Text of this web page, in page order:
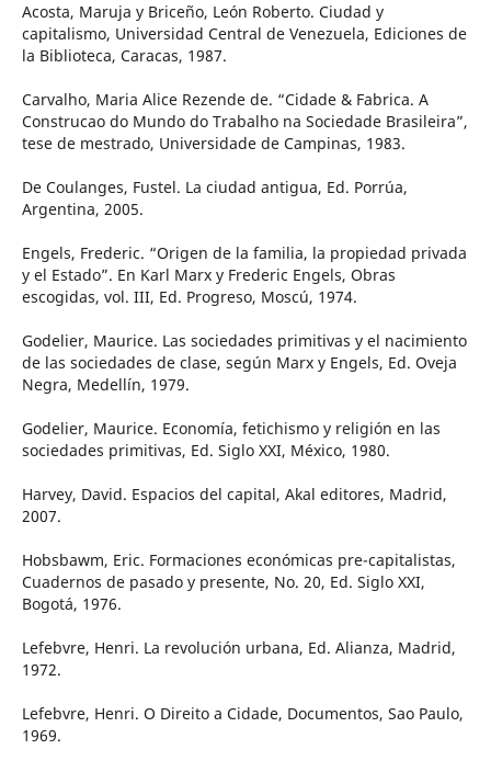
Acosta, Maruja y Briceño, León Roberto. Ciudad y
capitalismo, Universidad Central de Venezuela, Ediciones de
la Biblioteca, Caracas, 1987.
Carvalho, Maria Alice Rezende de. “Cidade & Fabrica. A
Construcao do Mundo do Trabalho na Sociedade Brasileira”,
tese de mestrado, Universidade de Campinas, 1983.
De Coulanges, Fustel. La ciudad antigua, Ed. Porrúa,
Argentina, 2005.
Engels, Frederic. “Origen de la familia, la propiedad privada
y el Estado”. En Karl Marx y Frederic Engels, Obras
escogidas, vol. III, Ed. Progreso, Moscú, 1974.
Godelier, Maurice. Las sociedades primitivas y el nacimiento
de las sociedades de clase, según Marx y Engels, Ed. Oveja
Negra, Medellín, 1979.
Godelier, Maurice. Economía, fetichismo y religión en las
sociedades primitivas, Ed. Siglo XXI, México, 1980.
Harvey, David. Espacios del capital, Akal editores, Madrid,
2007.
Hobsbawm, Eric. Formaciones económicas pre-capitalistas,
Cuadernos de pasado y presente, No. 20, Ed. Siglo XXI,
Bogotá, 1976.
Lefebvre, Henri. La revolución urbana, Ed. Alianza, Madrid,
1972.
Lefebvre, Henri. O Direito a Cidade, Documentos, Sao Paulo,
1969.